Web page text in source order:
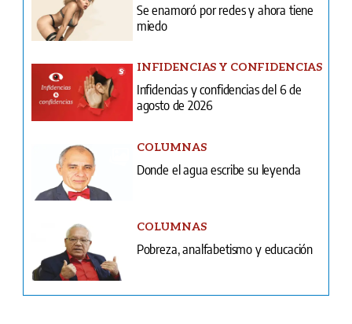
Infidencias y confidencias del 6 de
agosto de 2026
COLUMNAS
Donde el agua escribe su leyenda
COLUMNAS
Pobreza, analfabetismo y educación